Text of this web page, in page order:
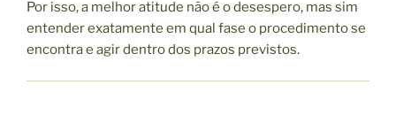
Por isso, a melhor atitude não é o desespero, mas sim
entender exatamente em qual fase o procedimento se
encontra e agir dentro dos prazos previstos.